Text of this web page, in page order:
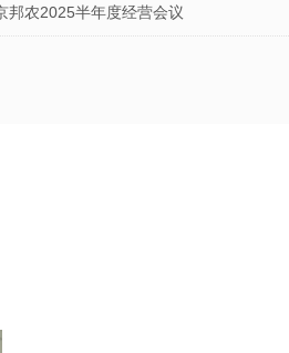
农2025半年度经营会议